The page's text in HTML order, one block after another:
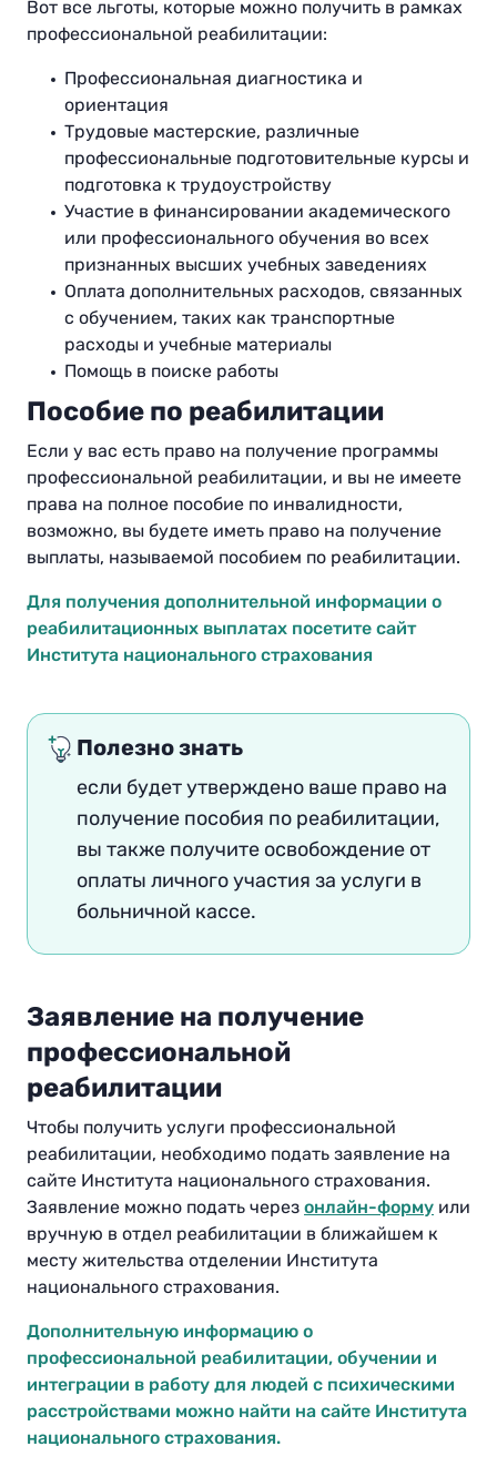
Вот все льготы, которые можно получить в рамках
профессиональной реабилитации:
Профессиональная диагностика и
ориентация
Трудовые мастерские, различные
профессиональные подготовительные курсы и
подготовка к трудоустройству
Участие в финансировании академического
или профессионального обучения во всех
признанных высших учебных заведениях
Оплата дополнительных расходов, связанных
с обучением, таких как транспортные
расходы и учебные материалы
Помощь в поиске работы
Пособие по реабилитации
Если у вас есть право на получение программы
профессиональной реабилитации, и вы не имеете
права на полное пособие по инвалидности,
возможно, вы будете иметь право на получение
выплаты, называемой пособием по реабилитации.
Для получения дополнительной информации о
реабилитационных выплатах посетите сайт
Института национального страхования
Полезно знать
если будет утверждено ваше право на
получение пособия по реабилитации,
вы также получите освобождение от
оплаты личного участия за услуги в
больничной кассе.
Заявление на получение
профессиональной
реабилитации
Чтобы получить услуги профессиональной
реабилитации, необходимо подать заявление на
сайте Института национального страхования.
Заявление можно подать через онлайн-форму или
вручную в отдел реабилитации в ближайшем к
месту жительства отделении Института
национального страхования.
Дополнительную информацию о
профессиональной реабилитации, обучении и
интеграции в работу для людей с психическими
расстройствами можно найти на сайте Института
национального страхования.